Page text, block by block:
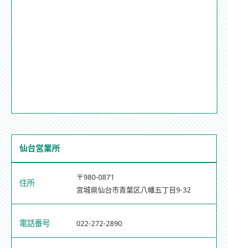
仙台営業所
住所
〒980-0871
宮城県仙台市青葉区八幡五丁目9-32
電話番号 022-272-2890